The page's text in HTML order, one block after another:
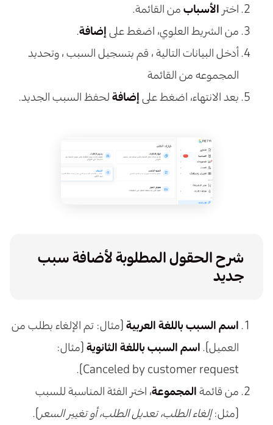
اختر الأسباب من القائمة.
من الشريط العلوي، اضغط على إضافة.
أدخل البيانات التالية ، قم بتسجيل السبب ، وتحديد
المجموعه من القائمة
بعد الانتهاء، اضغط على إضافة لحفظ السبب الجديد.
شرح الحقول المطلوبة لأضافة سبب
جديد
اسم السبب باللغة العربية (مثال: تم الإلغاء بطلب من
العميل). اسم السبب باللغة الثانوية (مثال:
Canceled by customer request).
من قائمة المجموعة، اختر الفئة المناسبة للسبب
(مثل:إلغاء الطلب، تعديل الطلب، أو تغيير السعر).